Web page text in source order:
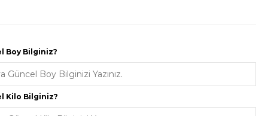
Boy Bilginiz?
Kilo Bilginiz?